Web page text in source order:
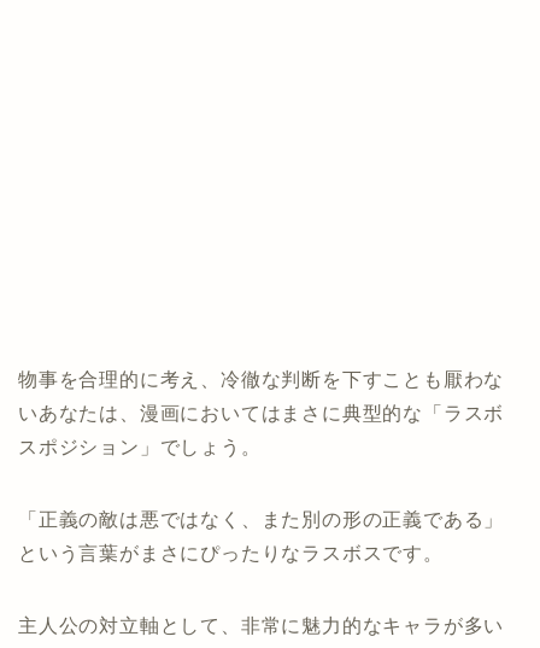
物事を合理的に考え、冷徹な判断を下すことも厭わな
いあなたは、漫画においてはまさに典型的な「ラスボ
スポジション」でしょう。
「正義の敵は悪ではなく、また別の形の正義である」
という言葉がまさにぴったりなラスボスです。
主人公の対立軸として、非常に魅力的なキャラが多い